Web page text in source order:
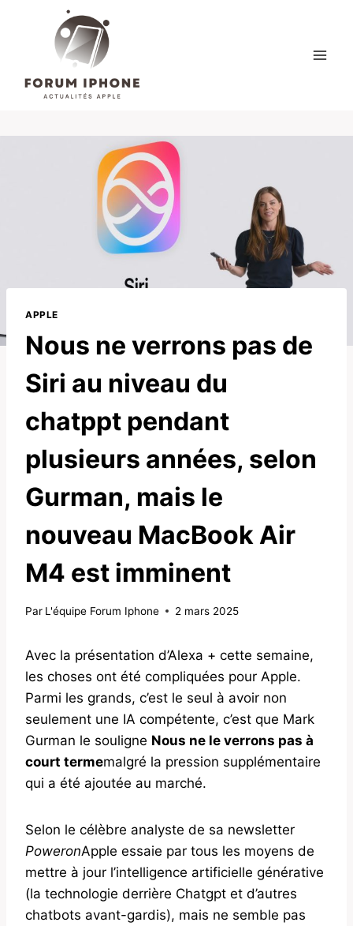
APPLE
Nous ne verrons pas de
Siri au niveau du
chatppt pendant
plusieurs années, selon
Gurman, mais le
nouveau MacBook Air
M4 est imminent
Par L'équipe Forum Iphone 2 mars 2025
Avec la présentation d’Alexa + cette semaine,
les choses ont été compliquées pour Apple.
Parmi les grands, c’est le seul à avoir non
seulement une IA compétente, c’est que Mark
Gurman le souligne Nous ne le verrons pas à
court termemalgré la pression supplémentaire
qui a été ajoutée au marché.
Selon le célèbre analyste de sa newsletter
PoweronApple essaie par tous les moyens de
mettre à jour l’intelligence artificielle générative
(la technologie derrière Chatgpt et d’autres
chatbots avant-gardis), mais ne semble pas